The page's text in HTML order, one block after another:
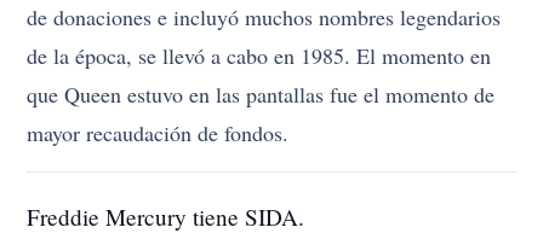
de donaciones e incluyó muchos nombres legendarios
de la época, se llevó a cabo en 1985. El momento en
que Queen estuvo en las pantallas fue el momento de
mayor recaudación de fondos.
Freddie Mercury tiene SIDA.